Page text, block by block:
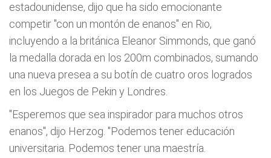
estadounidense, dijo que ha sido emocionante
competir "con un montón de enanos" en Rio,
incluyendo a la británica Eleanor Simmonds, que ganó
la medalla dorada en los 200m combinados, sumando
una nueva presea a su botín de cuatro oros logrados
en los Juegos de Pekin y Londres.
"Esperemos que sea inspirador para muchos otros
enanos", dijo Herzog. "Podemos tener educación
universitaria. Podemos tener una maestría.